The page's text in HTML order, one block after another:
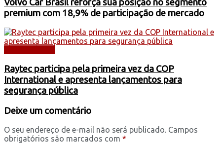
premium com 18,9% de participação de mercado
Raytec participa pela primeira vez da COP
International e apresenta lançamentos para
segurança pública
Deixe um comentário
O seu endereço de e-mail não será publicado. Campos
obrigatórios são marcados com *